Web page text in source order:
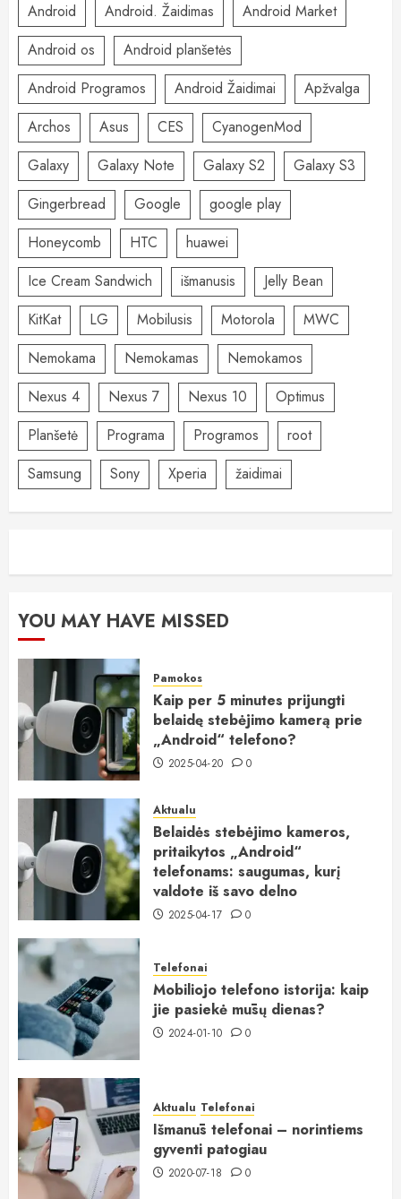
Android Android. Žaidimas
Android Market
Android os
Android planšetės
Android Programos
Android Žaidimai
Apžvalga
Archos
Asus CES
CyanogenMod
Galaxy
Galaxy Note Galaxy S2
Galaxy S3
Gingerbread
Google
google play
Honeycomb
HTC
huawei
Ice Cream Sandwich
išmanusis
Jelly Bean
KitKat
LG Mobilusis Motorola
MWC
Nemokama
Nemokamas
Nemokamos
Nexus 4
Nexus 7 Nexus 10
Optimus
Planšetė
Programa Programos
root
Samsung
Sony Xperia žaidimai
YOU MAY HAVE MISSED
Pamokos
Kaip per 5 minutes prijungti
belaidę stebėjimo kamerą prie
„Android“ telefono?
2025-04-20 0
Aktualu
Belaidės stebėjimo kameros,
pritaikytos „Android“
telefonams: saugumas, kurį
valdote iš savo delno
2025-04-17 0
Telefonai
Mobiliojo telefono istorija: kaip
jie pasiekė mūsų dienas?
2024-01-10 0
Aktualu Telefonai
Išmanūs telefonai – norintiems
gyventi patogiau
2020-07-18 0